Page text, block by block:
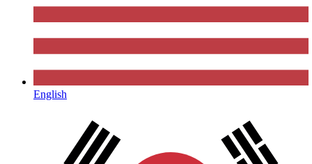
English